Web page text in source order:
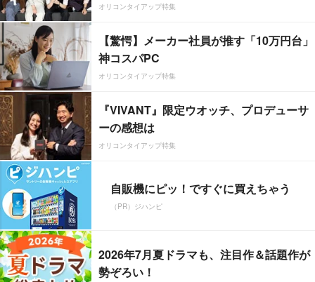
オリコンタイアップ特集
【驚愕】メーカー社員が推す「10万円台」
神コスパPC
オリコンタイアップ特集
『VIVANT』限定ウオッチ、プロデューサ
ーの感想は
オリコンタイアップ特集
自販機にピッ！ですぐに買えちゃう
（PR）ジハンピ
2026年7月夏ドラマも、注目作＆話題作が
勢ぞろい！